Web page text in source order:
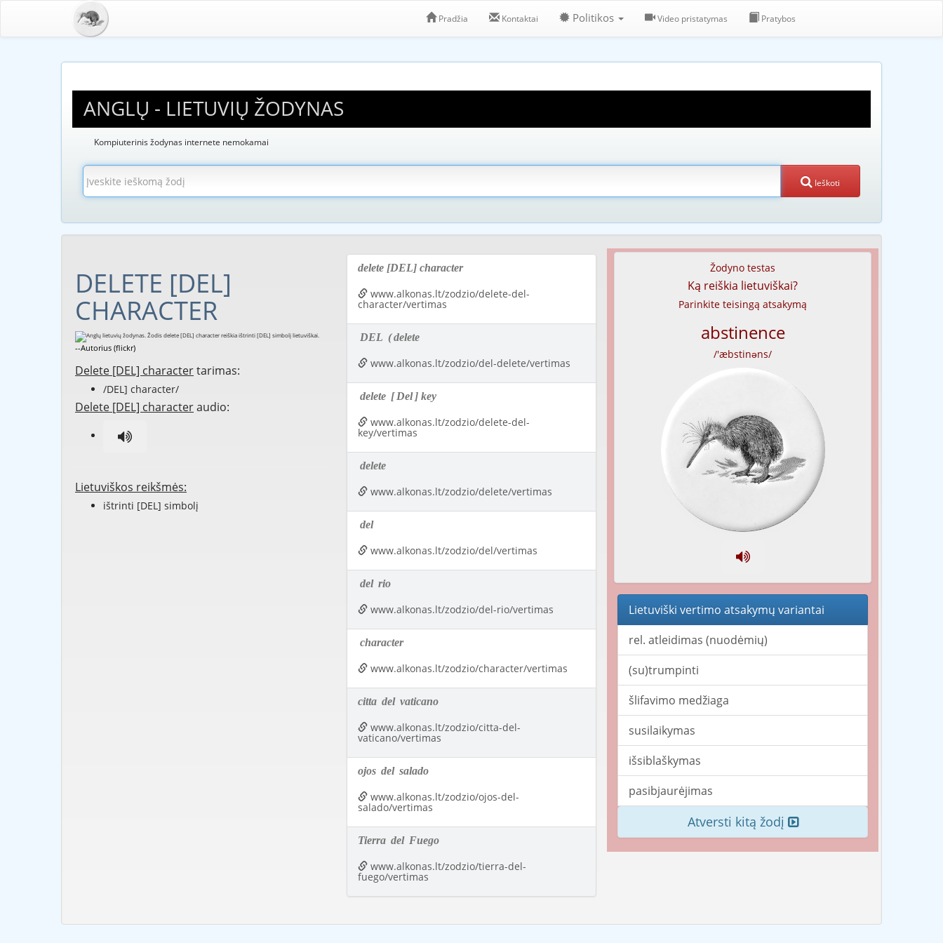
Pradžia Kontaktai Politikos Video pristatymas Pratybos
ANGLŲ - LIETUVIŲ ŽODYNAS
Kompiuterinis žodynas internete nemokamai
Ieškoti
DELETE [DEL]
CHARACTER
--Autorius (flickr)
Delete [DEL] charactertarimas:
/DEL] character/
Delete [DEL] characteraudio:
Lietuviškos reikšmės:
ištrinti [DEL] simbolį
delete [DEL] character
www.alkonas.lt/zodzio/delete-del-
character/vertimas
DEL (delete
www.alkonas.lt/zodzio/del-delete/vertimas
delete [ Del ] key
www.alkonas.lt/zodzio/delete-del-
key/vertimas
delete
www.alkonas.lt/zodzio/delete/vertimas
del
www.alkonas.lt/zodzio/del/vertimas
del rio
www.alkonas.lt/zodzio/del-rio/vertimas
character
www.alkonas.lt/zodzio/character/vertimas
citta del vaticano
www.alkonas.lt/zodzio/citta-del-
vaticano/vertimas
ojos del salado
www.alkonas.lt/zodzio/ojos-del-
salado/vertimas
Tierra del Fuego
www.alkonas.lt/zodzio/tierra-del-
fuego/vertimas
Žodyno testas
Ką reiškia lietuviškai?
Parinkite teisingą atsakymą
abstinence
/'æbstinəns/
Lietuviški vertimo atsakymų variantai
rel. atleidimas (nuodėmių)
(su)trumpinti
šlifavimo medžiaga
susilaikymas
išsiblaškymas
pasibjaurėjimas
Atversti kitą žodį